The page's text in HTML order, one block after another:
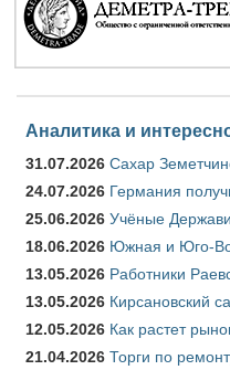
Аналитика и
31.07.2026 Сахар
24.07.2026 Германия
25.06.2026 Учёные
18.06.2026 Южная и Юго-
13.05.2026 Работники
13.05.2026 Кирсановский
12.05.2026 Как растет
21.04.2026 Торги по